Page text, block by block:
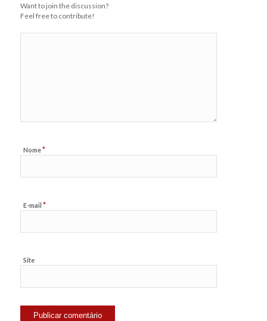
Want to join the discussion?
Feel free to contribute!
Nome*
E-mail *
Site